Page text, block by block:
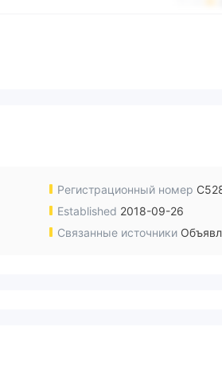
Регистрационный номер
Established 2018-09-26
Связанные источники